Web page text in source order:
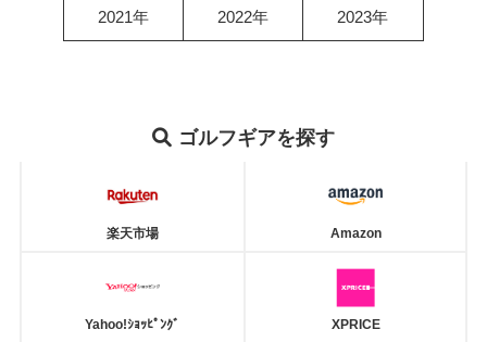
2021年 2022年 2023年
ゴルフギアを探す
楽天市場 Amazon
Yahoo!ｼｮｯﾋﾟﾝｸﾞ XPRICE